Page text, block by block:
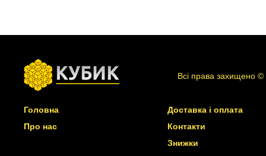
Всі права захищено ©
Головна
Про нас
Доставка і оплата
Контакти
Знижки